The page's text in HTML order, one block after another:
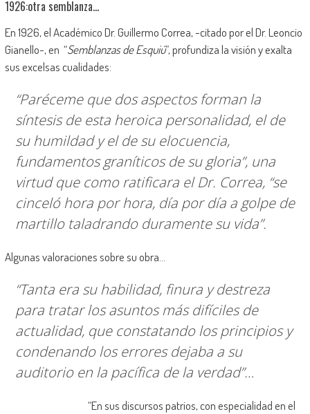
1926:otra semblanza…
En 1926, el Académico Dr. Guillermo Correa, -citado por el Dr. Leoncio
Gianello-, en “Semblanzas de Esquiú”, profundiza la visión y exalta
sus excelsas cualidades:
“Paréceme que dos aspectos forman la
síntesis de esta heroica personalidad, el de
su humildad y el de su elocuencia,
fundamentos graníticos de su gloria”, una
virtud que como ratificara el Dr. Correa, “se
cinceló hora por hora, día por día a golpe de
martillo taladrando duramente su vida”.
Algunas valoraciones sobre su obra…
“Tanta era su habilidad, finura y destreza
para tratar los asuntos más difíciles de
actualidad, que constatando los principios y
condenando los errores dejaba a su
auditorio en la pacífica de la verdad”…
“En sus discursos patrios, con especialidad en el